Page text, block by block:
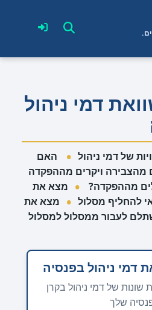
דמי ניהול
של דמי ניהול •
האם
מהצבירה ויקרים מההפקדה
מההפקדה?
• מצא את
להחליף מסלול • מצא את
לעבור ממסלול למסלול
דמי ניהול בפנסיה
שונות של דמי ניהול בקרן
שלך